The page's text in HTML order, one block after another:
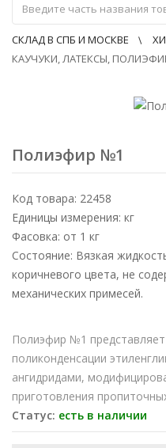
СКЛАД В СПБ И МОСКВЕ
КАУЧУКИ, ЛАТЕКСЫ,
Полиэфир №1
Код товара: 22458
Единицы измерения: кг
Фасовка: от 1 кг
Состояние: Вязкая
коричневого цвета, не
механических примесей.
Полиэфир №1
поликонденсации
ангидридами,
приготовления
Статус: есть в наличии